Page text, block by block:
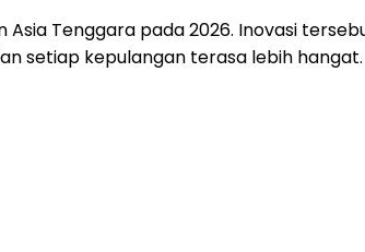
Asia Tenggara pada 2026. Inovasi
setiap kepulangan terasa lebih hangat.